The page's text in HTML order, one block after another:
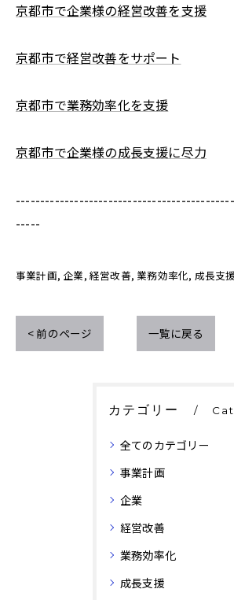
京都市で企業様の経営改善を支援
京都市で経営改善をサポート
京都市で業務効率化を支援
京都市で企業様の成長支援に尽力
-----
事業計画 企業 経営改善 業務効率化 成長支援
< 前のページ 一覧に戻る
カテゴリー
全てのカテゴリー
事業計画
企業
経営改善
業務効率化
成長支援